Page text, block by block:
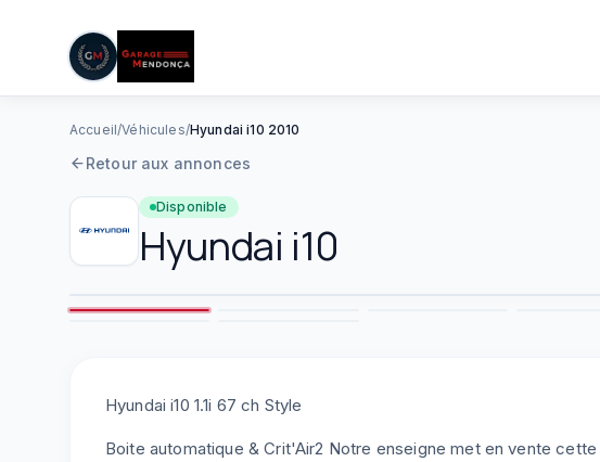
Aller au contenu principal
Accueil/Véhicules/Hyundai i10 2010
Retour aux annonces
Disponible
Hyundai i10
7
Hyundai i10 1.1i 67 ch Style
Boite automatique & Crit'Air2 Notre enseigne met en vente